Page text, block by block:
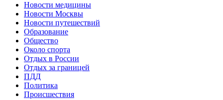
Новости медицины
Новости Москвы
Новости путешествий
Образование
Общество
Около спорта
Отдых в России
Отдых за границей
ПДД
Политика
Происшествия